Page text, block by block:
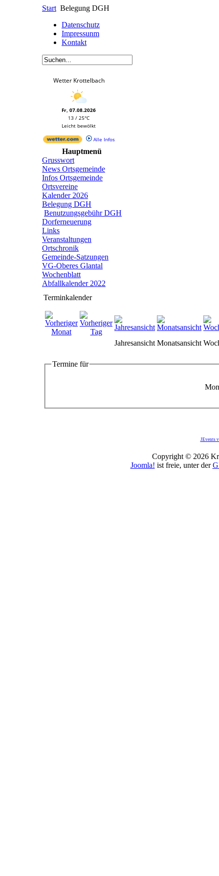
Start Belegung DGH
Datenschutz
Impressunm
Kontakt
Wetter Krottelbach
Fr, 07.08.2026
13 / 25°C
Leicht bewölkt
Alle Infos
Hauptmenü
Grusswort
News Ortsgemeinde
Infos Ortsgemeinde
Ortsvereine
Kalender 2026
Belegung DGH
Benutzungsgebühr DGH
Dorferneuerung
Links
Veranstaltungen
Ortschronik
Gemeinde-Satzungen
VG-Oberes Glantal
Wochenblatt
Abfallkalender 2022
Terminkalender
Jahresansicht Monatsansicht
Termine für
JEvents
Copyright © 2026
Joomla! ist freie, unter der